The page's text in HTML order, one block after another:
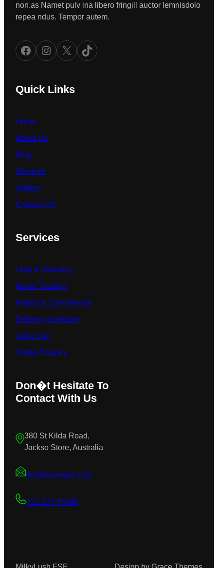
non.as Namet pulv ina libero fringill auctor lemnisdolo
repea ndus. Tempor autem.
Facebook Instagram X TikTok
Quick Links
Home
About Us
Blog
Services
Gallery
Contact US
Services
Help & Ordering
About Tracking
Return & Cancelletion
Delivery Schedule
Get a Call
Online Enquiry
Don�t Hesitate To
Contact With Us
380 St Kilda Road,
Jackso Store, Australia
test@example.com
012 324 45698